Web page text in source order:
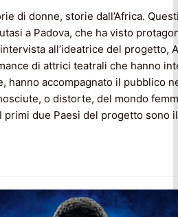
di donne, storie dall’Africa.
a Padova, che ha visto
all’ideatrice del progetto,
di attrici teatrali che hanno
hanno accompagnato il pubblico
o distorte, del mondo
due Paesi del progetto sono